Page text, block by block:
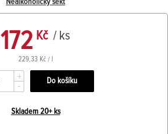
Nealkoholický sekt
172 Kč / ks
229,33 Kč / l
+
-
Skladem 20+ ks